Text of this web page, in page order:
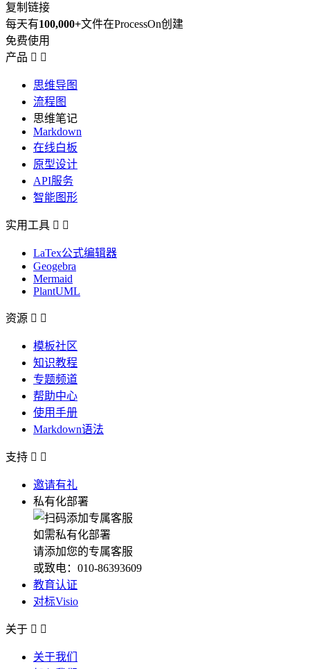
复制链接
每天有100,000+文件在ProcessOn创建
免费使用
产品  
思维导图
流程图
思维笔记
Markdown
在线白板
原型设计
API服务
智能图形
实用工具  
LaTex公式编辑器
Geogebra
Mermaid
PlantUML
资源  
模板社区
知识教程
专题频道
帮助中心
使用手册
Markdown语法
支持  
邀请有礼
私有化部署
如需私有化部署
请添加您的专属客服
或致电：010-86393609
教育认证
对标Visio
关于  
关于我们